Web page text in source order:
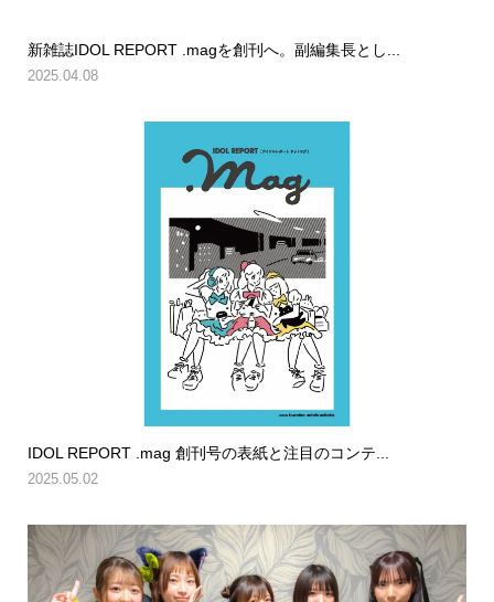
新雑誌IDOL REPORT .magを創刊へ。副編集長とし...
2025.04.08
IDOL REPORT .mag 創刊号の表紙と注目のコンテ...
2025.05.02